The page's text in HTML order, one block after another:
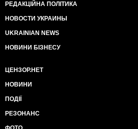
РЕДАКЦІЙНА ПОЛІТИКА
НОВОСТИ УКРАИНЫ
UKRAINIAN NEWS
НОВИНИ БІЗНЕСУ
ЦЕНЗОР.НЕТ
НОВИНИ
ПОДІЇ
РЕЗОНАНС